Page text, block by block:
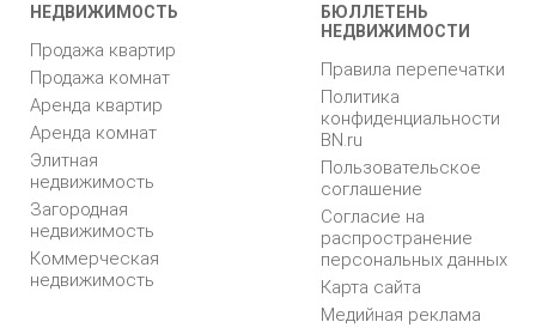
НЕДВИЖИМОСТЬ
Продажа квартир
Продажа комнат
Аренда квартир
Аренда комнат
Элитная
недвижимость
Загородная
недвижимость
Коммерческая
недвижимость
БЮЛЛЕТЕНЬ
НЕДВИЖИМОСТИ
Правила перепечатки
Политика
конфиденциальности
BN.ru
Пользовательское
соглашение
Согласие на
распространение
персональных данных
Карта сайта
Медийная реклама